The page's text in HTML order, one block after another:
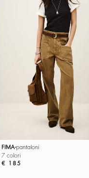
FIMApantaloni
7 colori
€ 185